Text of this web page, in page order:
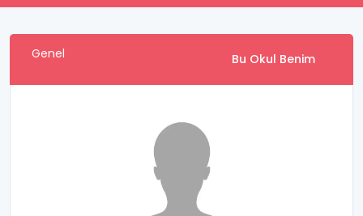
Genel Bu Okul Benim